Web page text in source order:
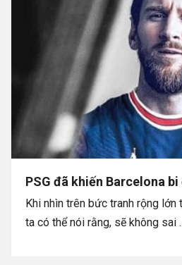
PSG đã khiến Barcelona
Khi nhìn trên bức tranh rộng lớn
ta có thể nói rằng, sẽ không sai